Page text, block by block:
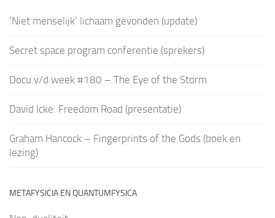
‘Niet menselijk’ lichaam gevonden (update)
Secret space program conferentie (sprekers)
Docu v/d week #180 – The Eye of the Storm
David Icke: Freedom Road (presentatie)
Graham Hancock – Fingerprints of the Gods (boek en
lezing)
METAFYSICIA EN QUANTUMFYSICA